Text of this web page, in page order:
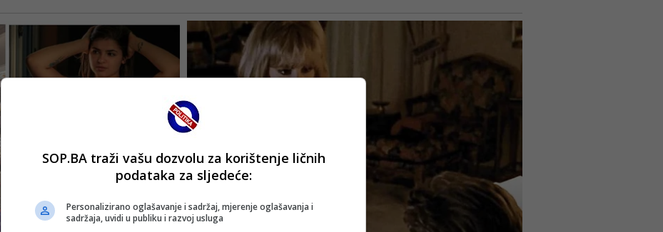
SOP.BA traži vašu dozvolu za korištenje ličnih
podataka za sljedeće:
Personalizirano oglašavanje i sadržaj, mjerenje oglašavanja i
sadržaja, uvidi u publiku i razvoj usluga